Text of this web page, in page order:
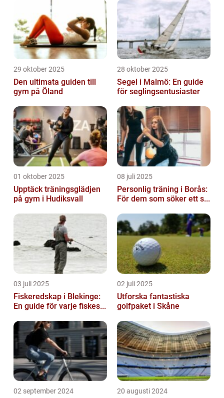
29 oktober 2025
Den ultimata guiden till
gym på Öland
28 oktober 2025
Segel i Malmö: En guide
för seglingsentusiaster
01 oktober 2025
Upptäck träningsglädjen
på gym i Hudiksvall
08 juli 2025
Personlig träning i Borås:
För dem som söker ett s...
03 juli 2025
Fiskeredskap i Blekinge:
En guide för varje fiskes...
02 juli 2025
Utforska fantastiska
golfpaket i Skåne
02 september 2024 20 augusti 2024